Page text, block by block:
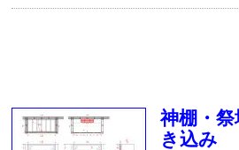
神棚・
き込み